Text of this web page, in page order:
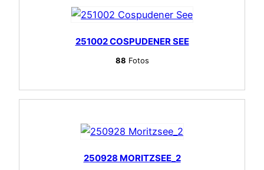
251002 COSPUDENER SEE
88 Fotos
250928 MORITZSEE_2